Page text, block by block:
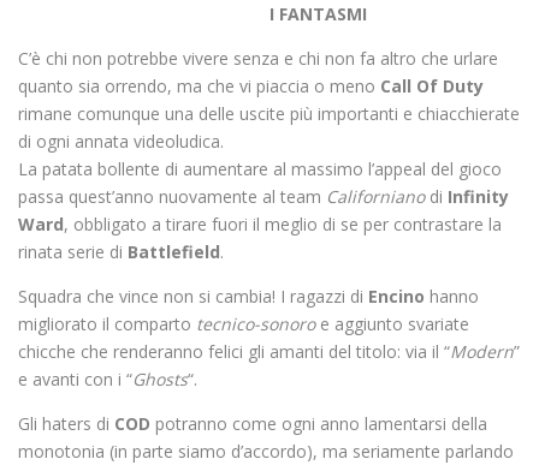
I FANTASMI
C’è chi non potrebbe vivere senza e chi non fa altro che urlare
quanto sia orrendo, ma che vi piaccia o meno Call Of Duty
rimane comunque una delle uscite più importanti e chiacchierate
di ogni annata videoludica.
La patata bollente di aumentare al massimo l’appeal del gioco
passa quest’anno nuovamente al team Californianodi Infinity
Ward, obbligato a tirare fuori il meglio di se per contrastare la
rinata serie di Battlefield.
Squadra che vince non si cambia! I ragazzi di Encino hanno
migliorato il comparto tecnico-sonoroe aggiunto svariate
chicche che renderanno felici gli amanti del titolo: via il “Modern”
e avanti con i “Ghosts“.
Gli haters di COD potranno come ogni anno lamentarsi della
monotonia (in parte siamo d’accordo), ma seriamente parlando